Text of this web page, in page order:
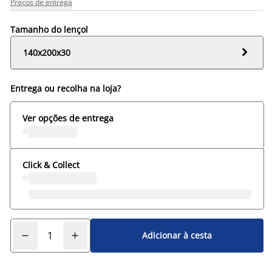
Tamanho do lençol
140x200x30

Entrega ou recolha na loja?
Ver opções de entrega
Click & Collect
Adicionar à cesta